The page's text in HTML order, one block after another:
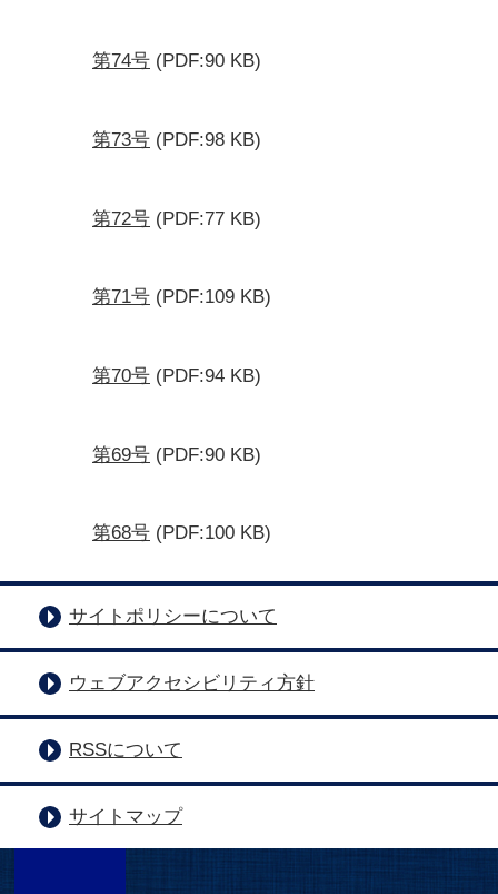
第74号 (PDF:90 KB)
第73号 (PDF:98 KB)
第72号 (PDF:77 KB)
第71号 (PDF:109 KB)
第70号 (PDF:94 KB)
第69号 (PDF:90 KB)
第68号 (PDF:100 KB)
サイトポリシーについて
ウェブアクセシビリティ方針
RSSについて
サイトマップ